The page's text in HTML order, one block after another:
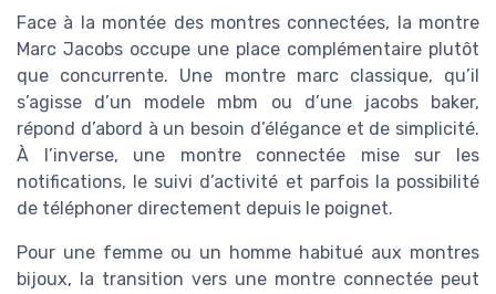
Face à la montée des montres connectées, la montre
Marc Jacobs occupe une place complémentaire plutôt
que concurrente. Une montre marc classique, qu’il
s’agisse d’un modele mbm ou d’une jacobs baker,
répond d’abord à un besoin d’élégance et de simplicité.
À l’inverse, une montre connectée mise sur les
notifications, le suivi d’activité et parfois la possibilité
de téléphoner directement depuis le poignet.
Pour une femme ou un homme habitué aux montres
bijoux, la transition vers une montre connectée peut